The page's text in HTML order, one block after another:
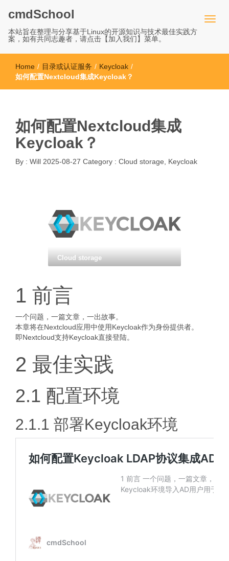
cmdSchool
本站旨在整理与分享基于Linux的开源知识与技术最佳实践方
案，如有共同志趣者，请点击【加入我们】菜单。
Home / 目录或认证服务 / Keycloak /
如何配置Nextcloud集成Keycloak？
如何配置Nextcloud集成
Keycloak？
By : Will 2025-08-27 Category : Cloud storage Keycloak
Cloud storage
1 前言
一个问题，一篇文章，一出故事。
本章将在Nextcloud应用中使用Keycloak作为身份提供者。
即Nextcloud支持Keycloak直接登陆。
2 最佳实践
2.1 配置环境
2.1.1 部署Keycloak环境